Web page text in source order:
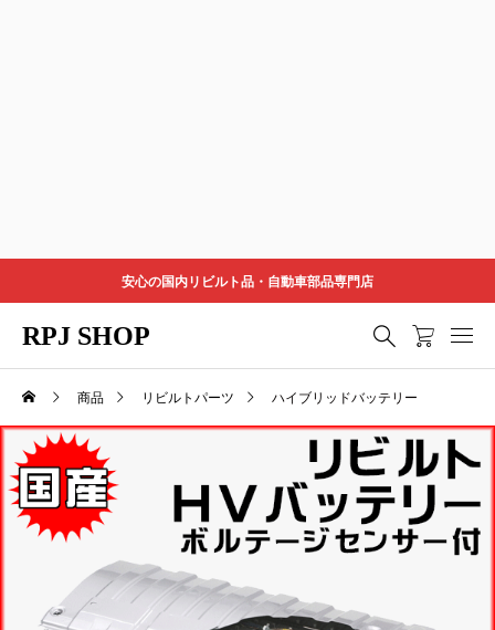
安心の国内リビルト品・自動車部品専門店
RPJ SHOP
商品 リビルトパーツ ハイブリッドバッテリー